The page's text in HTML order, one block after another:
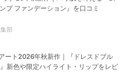
プ ファンデーション』を口コミ
部
ート2026年秋新作｜『ドレスドブル
新色や限定ハイライト・リップをレビ